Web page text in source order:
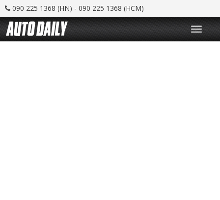
090 225 1368 (HN) - 090 225 1368 (HCM)
T
o
g